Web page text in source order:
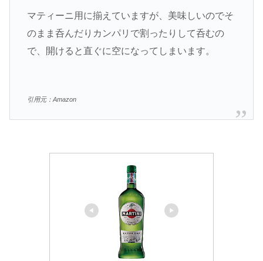
マティーニ用に揃えていますが、美味しいのでそ
のまま呑んだりカンパリで割ったりして呑むの
で、開けると直ぐに空になってしまいます。
引用元：Amazon